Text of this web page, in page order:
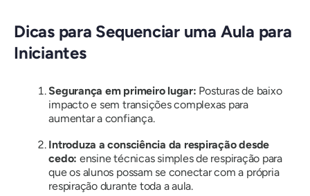
Dicas para Sequenciar uma Aula para
Iniciantes
Segurança em primeiro lugar: Posturas de baixo
impacto e sem transições complexas para
aumentar a confiança.
Introduza a consciência da respiração desde
cedo: ensine técnicas simples de respiração para
que os alunos possam se conectar com a própria
respiração durante toda a aula.